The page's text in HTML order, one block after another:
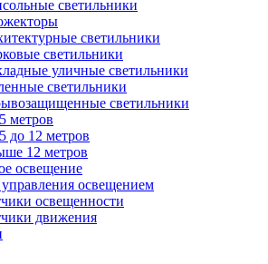
светильники
светильники
светильники
уличные светильники
светильники
светильники
метров
до 12 метров
12 метров
освещение
освещением
освещенности
движения